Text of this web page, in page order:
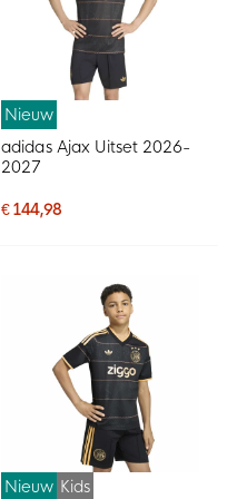
Nieuw
adidas Ajax Uitset 2026-
2027
€ 144,98
Nieuw Kids